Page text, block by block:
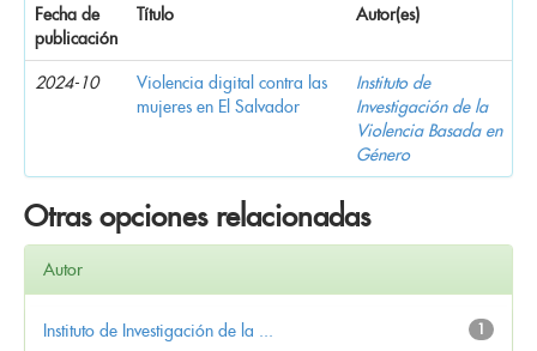
Fecha de
publicación
Título Autor(es)
2024-10
Violencia digital contra las
mujeres en El Salvador
Instituto de
Investigación de la
Violencia Basada en
Género
Otras opciones relacionadas
Autor
1
Instituto de Investigación de la ...